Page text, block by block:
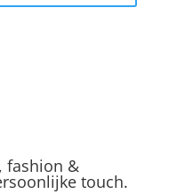
fashion &
touch.